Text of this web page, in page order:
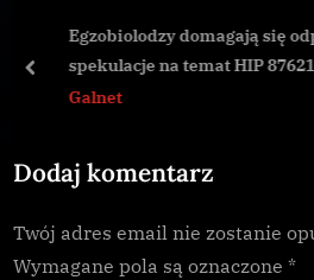
o
:
t
Egzobiolodzy domagają się
spekulacje na temat HIP 87621
Galnet
prev
Dodaj komentarz
Twój adres email nie zostanie
Wymagane pola są oznaczone *